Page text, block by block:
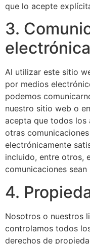
que lo acepte
3.
electrónica
Al utilizar este sitio
por medios
podemos
nuestro sitio web o
acepta que todos los
otras
electrónicamente
incluido, entre otros,
comunicaciones
4.
Nosotros o nuestros
controlamos todos
derechos de